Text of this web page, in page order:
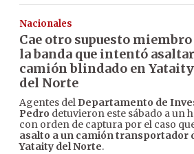
Nacionales
Cae otro supuesto miembro
la banda que intentó asaltar
camión blindado en Yataity
del Norte
Agentes del Departamento de
Pedro detuvieron este sábado a un
con orden de captura por el caso
asalto a un camión transportador
Yataity del Norte.